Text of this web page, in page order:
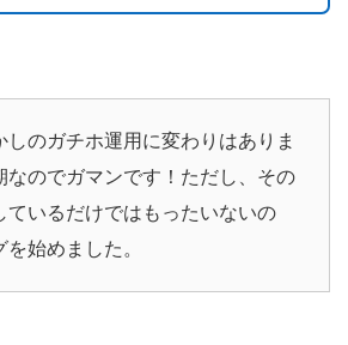
しのガチホ運用に変わりはありま
なのでガマンです！ただし、その
ているだけではもったいないの
始めました。